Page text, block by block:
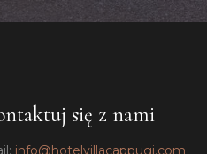
się z nami
info@hotelvillacappugi.com